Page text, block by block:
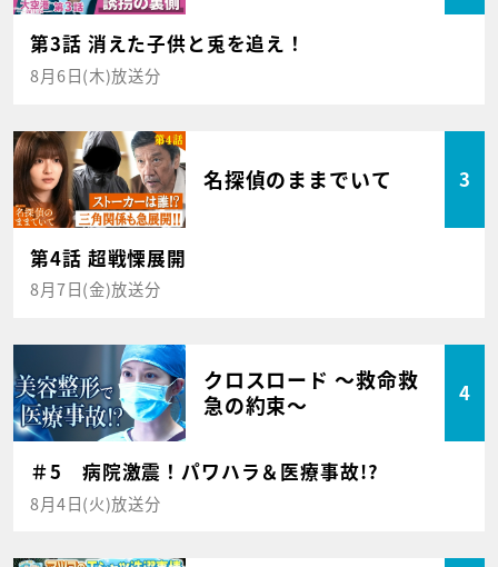
第3話 消えた子供と兎を追え！
8月6日(木)放送分
名探偵のままでいて 3
第4話 超戦慄展開
8月7日(金)放送分
クロスロード ～救命救
急の約束～
4
＃5 病院激震！パワハラ＆医療事故!?
8月4日(火)放送分